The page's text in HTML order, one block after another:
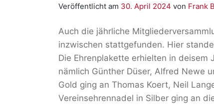
Veröffentlicht am 30. April 2024 von Frank
Auch die jährliche
inzwischen stattgefunden. Hier
Die Ehrenplakette erhielten in
nämlich Günther Düser, Alfred Newe
Gold ging an Thomas Koert, Neil
Vereinsehrennadel in Silber ging an